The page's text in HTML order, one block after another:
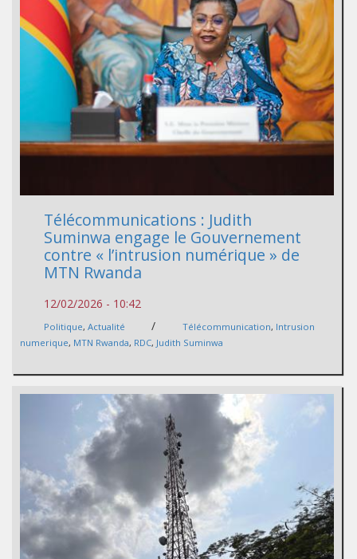
Télécommunications : Judith
Suminwa engage le Gouvernement
contre « l’intrusion numérique » de
MTN Rwanda
12/02/2026 - 10:42
Politique, Actualité / Télécommunication, Intrusion
numerique, MTN Rwanda, RDC, Judith Suminwa